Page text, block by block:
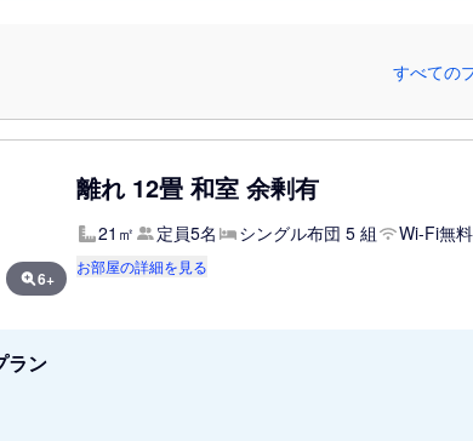
すべての
6+
離れ 12畳 和室 余剰有
21㎡ 定員5名 シングル布団 5 組 Wi-Fi無料
お部屋の詳細を見る
ラン